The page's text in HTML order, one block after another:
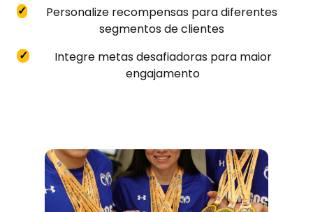
✓
Personalize recompensas para diferentes
segmentos de clientes
✓
Integre metas desafiadoras para maior
engajamento